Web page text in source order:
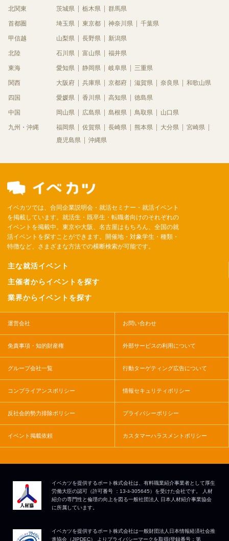
北関東
茨城県 栃木県 群馬県
首都圏 埼玉県 東京都 神奈川県 千葉県
甲信越 山梨県 長野県 新潟県
北陸 石川県 富山県 福井県
東海 愛知県 静岡県 岐阜県 三重県
関西 大阪府 兵庫県 京都府 滋賀県 奈良県 和歌山県
四国 愛媛県 香川県 高知県 徳島県
中国 岡山県 広島県 島根県 鳥取県 山口県
九州・沖縄 福岡県 佐賀県 長崎県 熊本県 大分県
宮崎県
鹿児島県
沖縄県
イベカツでは、合同企業説明会・就活セミナー・就活イベント
を掲載しています。就活生・既卒生・転職者向けのそれぞれの
イベントを掲載中。東京や大阪、名古屋はもちろん、全国の就
活イベントを探すことができます。開催地・対象学生・種類・
特徴など、さまざまな方法での横断検索が可能です。
主な就活イベント
主催者からイベントを探す
業界からイベントを探す
運営会社 お問い合わせ
免責事項・知的財産権 外部サービスの利用について
グループ会社一覧 行動ターゲティング広告について
コンプライアンスポリシー 情報セキュリティポリシー
反社会的勢力排除ポリシー プライバシーポリシー
イベント掲載依頼 カスタマーハラスメントポリシー